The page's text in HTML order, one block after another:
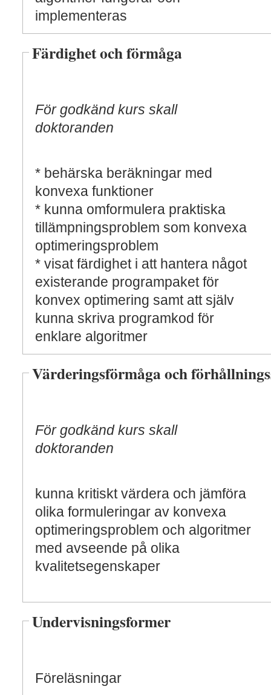
implementeras
Färdighet och förmåga
För godkänd kurs skall
doktoranden
* behärska beräkningar med
konvexa funktioner
* kunna omformulera praktiska
tillämpningsproblem som konvexa
optimeringsproblem
* visat färdighet i att hantera något
existerande programpaket för
konvex optimering samt att själv
kunna skriva programkod för
enklare algoritmer
Värderingsförmåga och
För godkänd kurs skall
doktoranden
kunna kritiskt värdera och jämföra
olika formuleringar av konvexa
optimeringsproblem och algoritmer
med avseende på olika
kvalitetsegenskaper
Undervisningsformer
Föreläsningar